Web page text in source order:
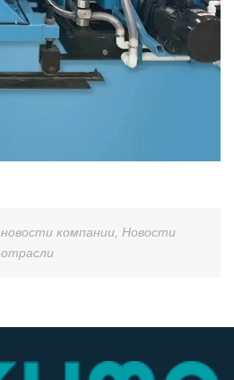
новости компании Новости
отрасли